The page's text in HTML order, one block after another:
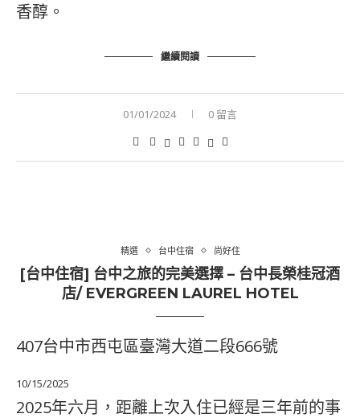
香醇。
繼續閱讀
01/01/2024 0 留言
精選 台中住宿 尚好住
[台中住宿] 台中之旅的完美選擇 – 台中長榮桂冠酒
店/ EVERGREEN LAUREL HOTEL
407台中市西屯區臺灣大道二段666號
10/15/2025
2025年六月，距離上次入住已經是三年前的事